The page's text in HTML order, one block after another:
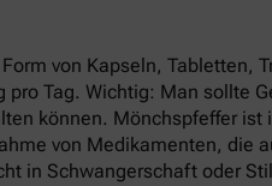
von Kapseln,
Tag. Wichtig: Man sollte
können. Mönchspfeffer
von Medikamenten, die
in Schwangerschaft oder